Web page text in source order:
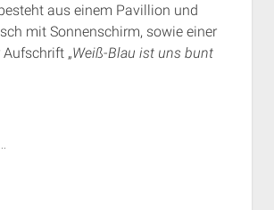
aus einem Pavillion und
mit Sonnenschirm, sowie einer
„Weiß-Blau ist uns bunt